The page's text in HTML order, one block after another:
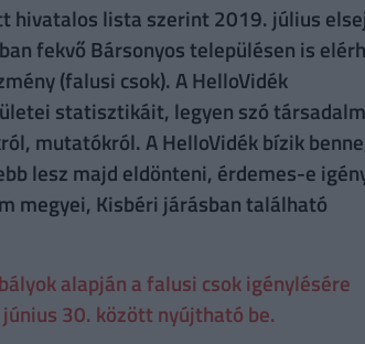
hivatalos lista szerint 2019. július
fekvő Bársonyos településen is
(falusi csok). A HelloVidék
statisztikáit, legyen szó
mutatókról. A HelloVidék bízik
lesz majd eldönteni, érdemes-e
megyei, Kisbéri járásban található
alapján a falusi csok igénylésére
30. között nyújtható be.